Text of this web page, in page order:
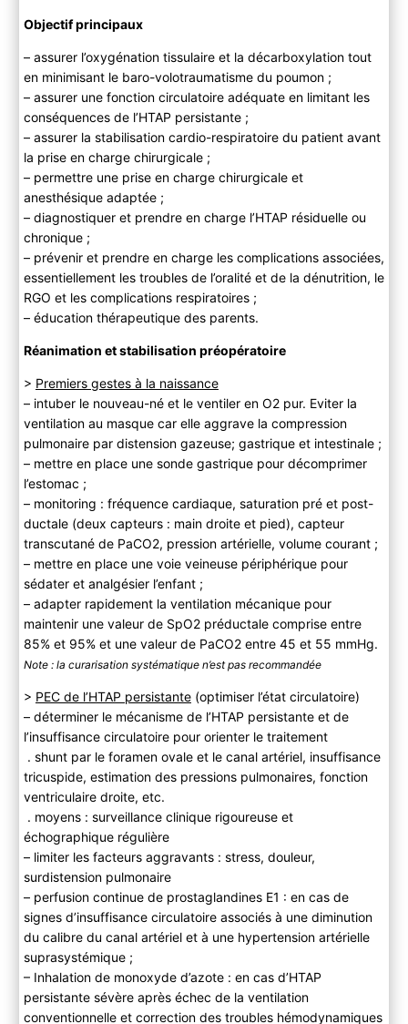
Objectif principaux
– assurer l’oxygénation tissulaire et la décarboxylation tout
en minimisant le baro-volotraumatisme du poumon ;
– assurer une fonction circulatoire adéquate en limitant les
conséquences de l’HTAP persistante ;
– assurer la stabilisation cardio-respiratoire du patient avant
la prise en charge chirurgicale ;
– permettre une prise en charge chirurgicale et
anesthésique adaptée ;
– diagnostiquer et prendre en charge l’HTAP résiduelle ou
chronique ;
– prévenir et prendre en charge les complications associées,
essentiellement les troubles de l’oralité et de la dénutrition, le
RGO et les complications respiratoires ;
– éducation thérapeutique des parents.
Réanimation et stabilisation préopératoire
> Premiers gestes à la naissance
– intuber le nouveau-né et le ventiler en O2 pur. Eviter la
ventilation au masque car elle aggrave la compression
pulmonaire par distension gazeuse; gastrique et intestinale ;
– mettre en place une sonde gastrique pour décomprimer
l’estomac ;
– monitoring : fréquence cardiaque, saturation pré et post-
ductale (deux capteurs : main droite et pied), capteur
transcutané de PaCO2, pression artérielle, volume courant ;
– mettre en place une voie veineuse périphérique pour
sédater et analgésier l’enfant ;
– adapter rapidement la ventilation mécanique pour
maintenir une valeur de SpO2 préductale comprise entre
85% et 95% et une valeur de PaCO2 entre 45 et 55 mmHg.
Note : la curarisation systématique n’est pas recommandée
> PEC de l’HTAP persistante(optimiser l’état circulatoire)
– déterminer le mécanisme de l’HTAP persistante et de
l’insuffisance circulatoire pour orienter le traitement
. shunt par le foramen ovale et le canal artériel, insuffisance
tricuspide, estimation des pressions pulmonaires, fonction
ventriculaire droite, etc.
. moyens : surveillance clinique rigoureuse et
échographique régulière
– limiter les facteurs aggravants : stress, douleur,
surdistension pulmonaire
– perfusion continue de prostaglandines E1 : en cas de
signes d’insuffisance circulatoire associés à une diminution
du calibre du canal artériel et à une hypertension artérielle
suprasystémique ;
– Inhalation de monoxyde d’azote : en cas d’HTAP
persistante sévère après échec de la ventilation
conventionnelle et correction des troubles hémodynamiques